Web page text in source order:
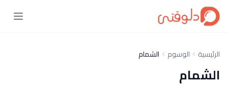
الرئيسية الوسوم الشمام
الشمام